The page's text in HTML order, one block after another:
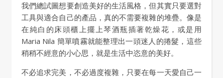
我們總試圖想要創造美好的生活風格，但其實只要選對
工具與適合自己的產品，真的不需要複雜的堆疊。像是
在純白的床頭櫃上擺上琴酒瓶插著乾燥花，或是用
Maria Nila 簡單噴霧就能整理出一頭迷人的捲髮，這些
稍稍不經意的小心思，就是生活中恣意的美好。
不必追求完美，不必過度複雜，只要在每一天愛自己一